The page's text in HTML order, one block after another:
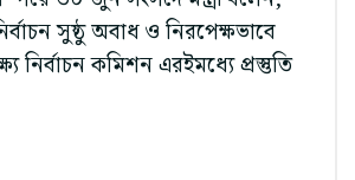
সুষ্ঠু অবাধ ও নিরপেক্ষভাবে
কমিশন এরইমধ্যে প্রস্তুতি